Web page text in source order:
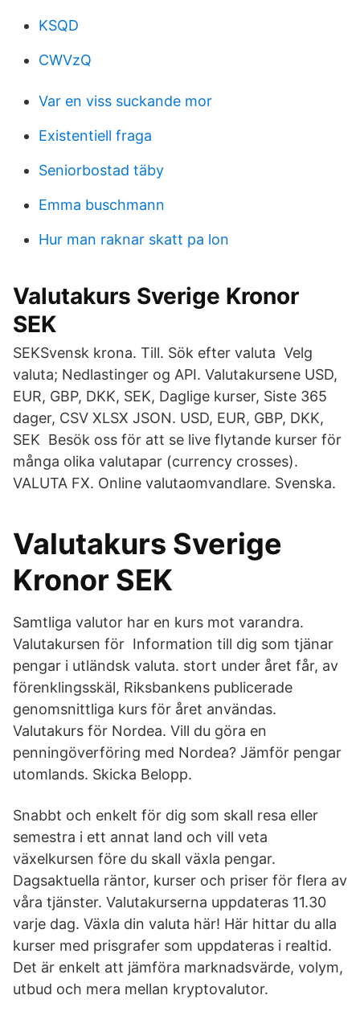
KSQD
CWVzQ
Var en viss suckande mor
Existentiell fraga
Seniorbostad täby
Emma buschmann
Hur man raknar skatt pa lon
Valutakurs Sverige Kronor
SEK
SEKSvensk krona. Till. Sök efter valuta Velg
valuta; Nedlastinger og API. Valutakursene USD,
EUR, GBP, DKK, SEK, Daglige kurser, Siste 365
dager, CSV XLSX JSON. USD, EUR, GBP, DKK,
SEK Besök oss för att se live flytande kurser för
många olika valutapar (currency crosses).
VALUTA FX. Online valutaomvandlare. Svenska.
Valutakurs Sverige
Kronor SEK
Samtliga valutor har en kurs mot varandra.
Valutakursen för Information till dig som tjänar
pengar i utländsk valuta. stort under året får, av
förenklingsskäl, Riksbankens publicerade
genomsnittliga kurs för året användas.
Valutakurs för Nordea. Vill du göra en
penningöverföring med Nordea? Jämför pengar
utomlands. Skicka Belopp.
Snabbt och enkelt för dig som skall resa eller
semestra i ett annat land och vill veta
växelkursen före du skall växla pengar.
Dagsaktuella räntor, kurser och priser för flera av
våra tjänster. Valutakurserna uppdateras 11.30
varje dag. Växla din valuta här! Här hittar du alla
kurser med prisgrafer som uppdateras i realtid.
Det är enkelt att jämföra marknadsvärde, volym,
utbud och mera mellan kryptovalutor.